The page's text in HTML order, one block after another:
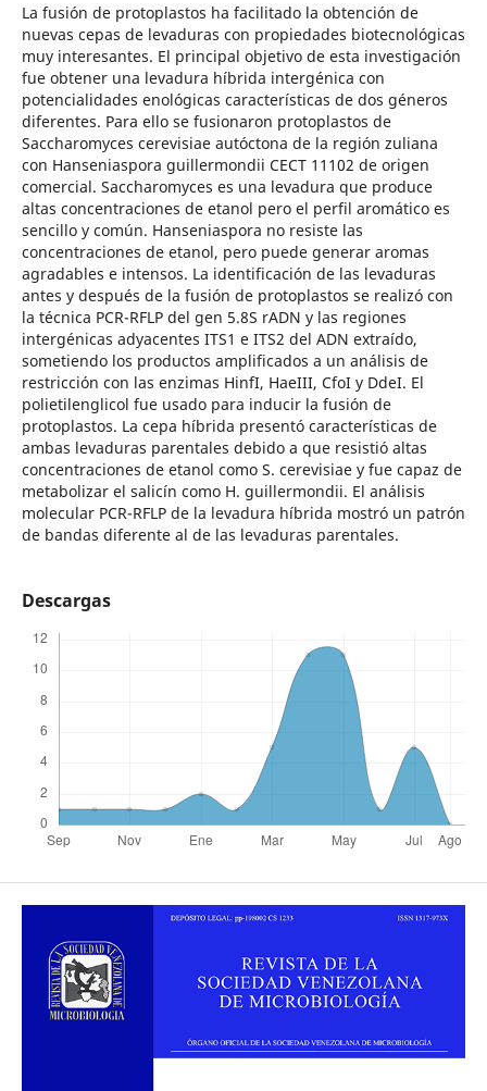
La fusión de protoplastos ha facilitado la obtención de
nuevas cepas de levaduras con propiedades biotecnológicas
muy interesantes. El principal objetivo de esta investigación
fue obtener una levadura híbrida intergénica con
potencialidades enológicas características de dos géneros
diferentes. Para ello se fusionaron protoplastos de
Saccharomyces cerevisiae autóctona de la región zuliana
con Hanseniaspora guillermondii CECT 11102 de origen
comercial. Saccharomyces es una levadura que produce
altas concentraciones de etanol pero el perfil aromático es
sencillo y común. Hanseniaspora no resiste las
concentraciones de etanol, pero puede generar aromas
agradables e intensos. La identificación de las levaduras
antes y después de la fusión de protoplastos se realizó con
la técnica PCR-RFLP del gen 5.8S rADN y las regiones
intergénicas adyacentes ITS1 e ITS2 del ADN extraído,
sometiendo los productos amplificados a un análisis de
restricción con las enzimas HinfI, HaeIII, CfoI y DdeI. El
polietilenglicol fue usado para inducir la fusión de
protoplastos. La cepa híbrida presentó características de
ambas levaduras parentales debido a que resistió altas
concentraciones de etanol como S. cerevisiae y fue capaz de
metabolizar el salicín como H. guillermondii. El análisis
molecular PCR-RFLP de la levadura híbrida mostró un patrón
de bandas diferente al de las levaduras parentales.
Descargas